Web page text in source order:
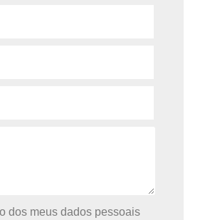
dos meus dados pessoais